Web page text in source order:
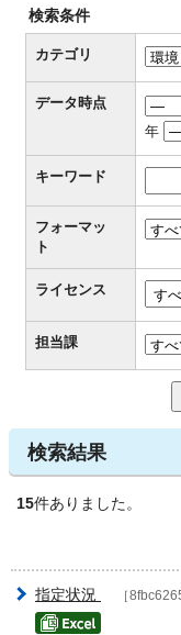
検索条件
カテゴリ
データ時点
年
キーワード
フォーマッ
ト
ライセンス
担当課
検索結果
15件ありました。
指定状況 ［